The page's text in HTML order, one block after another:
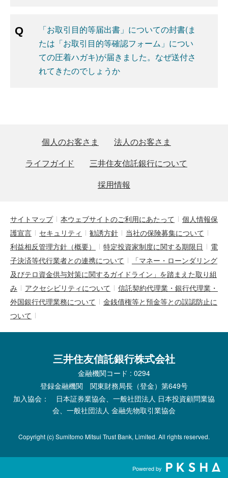
「お取引目的等届出書」についての封書(ま
たは「お取引目的等確認フォーム」につい
ての圧着ハガキ)が届きました。なぜ送付さ
れてきたのでしょうか
個人のお客さま
法人のお客さま
ライフガイド
三井住友信託銀行について
採用情報
サイトマップ 本ウェブサイトのご利用にあたって
個人情報保
護宣言
セキュリティ 勧誘方針
当社の保険募集について
利益相反管理方針（概要）
特定投資家制度に関する期限日
電
子決済等代行業者との連携について
「マネー・ローンダリング
及びテロ資金供与対策に関するガイドライン」を踏まえた取り組
み
アクセシビリティについて
信託契約代理業・銀行代理業・
外国銀行代理業務について
金銭債権等と預金等との誤認防止に
ついて
三井住友信託銀行株式会社
金融機関コード : 0294
登録金融機関 関東財務局長（登金）第649号
加入協会： 日本証券業協会、一般社団法人 日本投資顧問業協
会、一般社団法人 金融先物取引業協会
Copyright (c) Sumitomo Mitsui Trust Bank, Limited. All rights reserved.
Powered by